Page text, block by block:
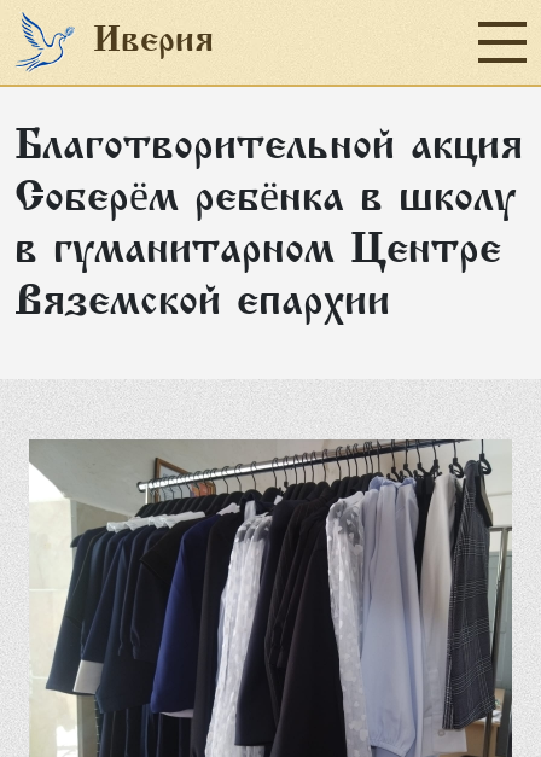
Иверия
Главная
Социальное служение
Наши проекты
Пожертвование
Отчеты
Новости
Контакты
8 (48131) 4-17-73
Благотворительной акция
Соберём ребёнка в школу
в гуманитарном Центре
Вяземской епархии